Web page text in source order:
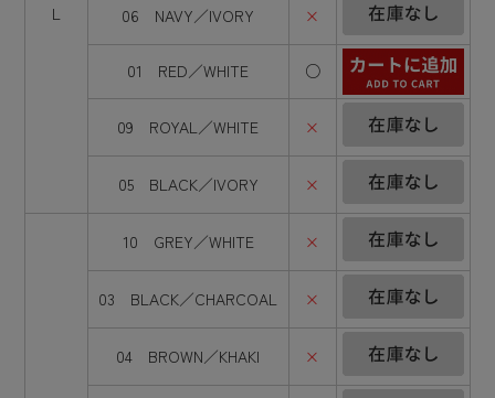
L 06 NAVY／IVORY ×
01 RED／WHITE ○
09 ROYAL／WHITE ×
05 BLACK／IVORY ×
10 GREY／WHITE ×
03 BLACK／CHARCOAL ×
04 BROWN／KHAKI ×